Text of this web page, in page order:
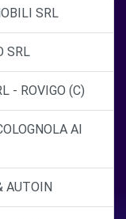
SRL
SRL
- ROVIGO (C)
AI
AUTOIN